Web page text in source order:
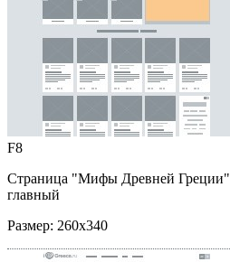
F8
Страница "Мифы Древней Греции"
главный
Размер: 260x340